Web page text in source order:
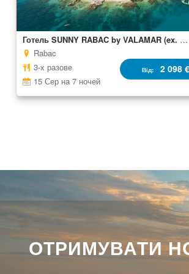
Готель SUNNY RABAC by VALAMAR (ex. Allegro)
Від 2 098 €
Rabac
3-х разове
15 Сер на 7 ночей
ОТРИМУВАТИ